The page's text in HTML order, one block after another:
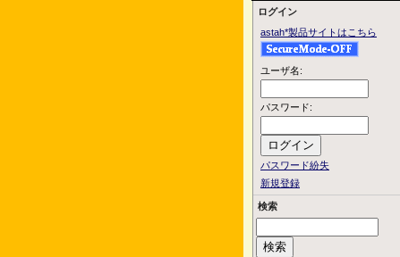
ログイン
astah*製品サイトはこちら
ユーザ名:
パスワード:
パスワード紛失
新規登録
検索